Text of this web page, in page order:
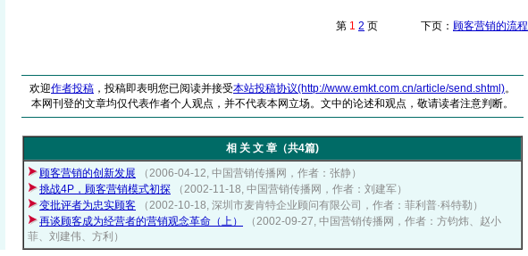
第 1 2 页 下页： 顾客营销的流程
欢迎作者投稿 ，投稿即表明您已阅读并接受本站投稿协议(http://www.emkt.com.cn/article/send.shtml)。
本网刊登的文章均仅代表作者个人观点，并不代表本网立场。文中的论述和观点，敬请读者注意判断。
相 关 文 章（共4篇)
顾客营销的创新发展
（2006-04-12, 中国营销传播网，作者：张静）
挑战4P，顾客营销模式初探
（2002-11-18, 中国营销传播网，作者：刘建军）
变批评者为忠实顾客
（2002-10-18, 深圳市麦肯特企业顾问有限公司，作者：菲利普·科特勒）
再谈顾客成为经营者的营销观念革命（上）
（2002-09-27, 中国营销传播网，作者：方钧炜、赵小
菲、刘建伟、方利）